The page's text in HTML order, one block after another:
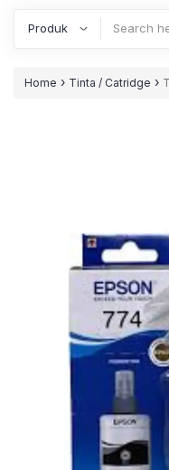
Home › Tinta / Catridge ›